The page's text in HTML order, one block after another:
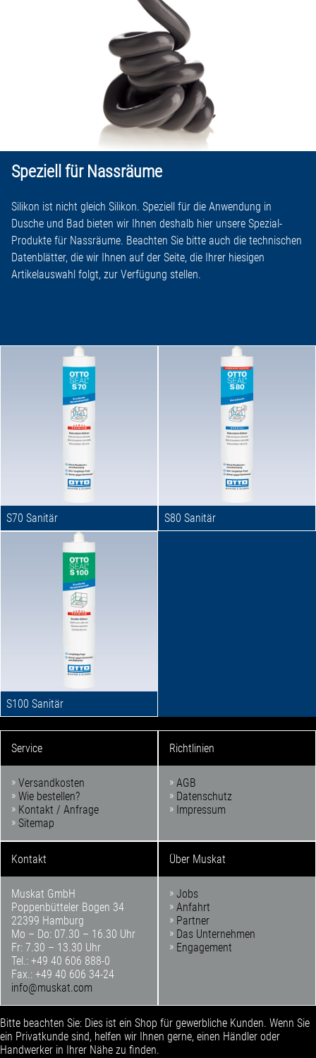
Speziell für Nassräume
Silikon ist nicht gleich Silikon. Speziell für die Anwendung in
Dusche und Bad bieten wir Ihnen deshalb hier unsere Spezial-
Produkte für Nassräume. Beachten Sie bitte auch die technischen
Datenblätter, die wir Ihnen auf der Seite, die Ihrer hiesigen
Artikelauswahl folgt, zur Verfügung stellen.
S70 Sanitär S80 Sanitär
S100 Sanitär
Service
Versandkosten
Wie bestellen?
Kontakt / Anfrage
Sitemap
Richtlinien
AGB
Datenschutz
Impressum
Kontakt
Muskat GmbH
Poppenbütteler Bogen 34
22399 Hamburg
Mo – Do: 07.30 – 16.30 Uhr
Fr: 7.30 – 13.30 Uhr
Tel.: +49 40 606 888-0
Fax.: +49 40 606 34-24
info@muskat.com
Über Muskat
Jobs
Anfahrt
Partner
Das Unternehmen
Engagement
Bitte beachten Sie: Dies ist ein Shop für gewerbliche Kunden. Wenn Sie
ein Privatkunde sind, helfen wir Ihnen gerne, einen Händler oder
Handwerker in Ihrer Nähe zu finden.